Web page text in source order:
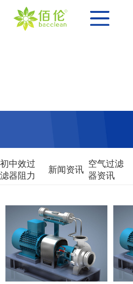
初中效过
滤器阻力
新闻资讯
空气过滤
器资讯